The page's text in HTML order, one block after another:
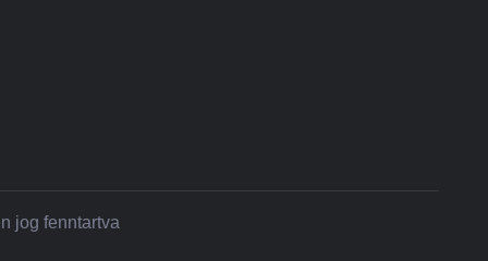
jog fenntartva